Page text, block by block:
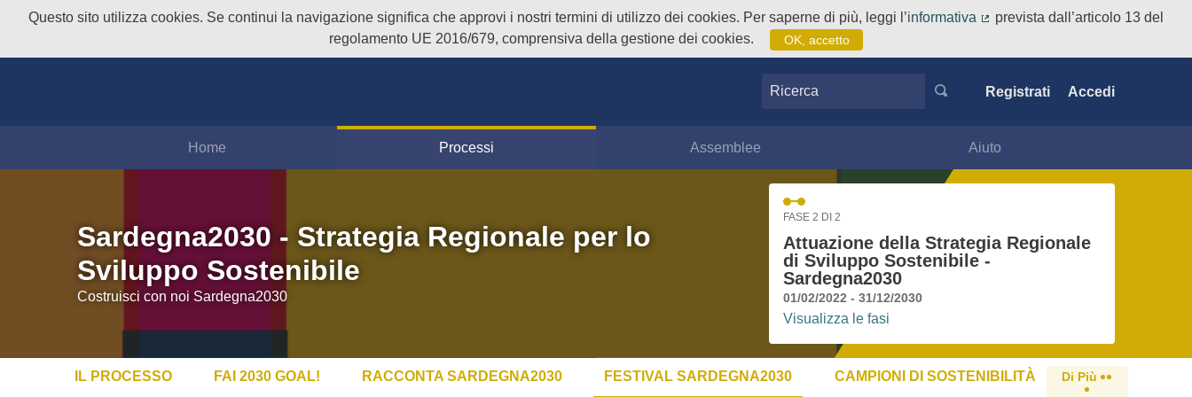
Questo sito utilizza cookies. Se continui la navigazione significa che approvi i nostri termini di utilizzo dei cookies. Per saperne di più, leggi l’informativa
prevista dall’articolo 13 del
regolamento UE 2016/679, comprensiva della gestione dei cookies.
OK, accetto
Ricerca Registrati Accedi
Home Processi Assemblee Aiuto
Sardegna2030 - Strategia Regionale per lo
Sviluppo Sostenibile
Costruisci con noi Sardegna2030
FASE 2 DI 2
Attuazione della Strategia Regionale
di Sviluppo Sostenibile -
Sardegna2030
01/02/2022 - 31/12/2030
Visualizza le fasi
IL PROCESSO FAI 2030 GOAL! RACCONTA SARDEGNA2030 FESTIVAL SARDEGNA2030 CAMPIONI DI SOSTENIBILITÀ Di Più